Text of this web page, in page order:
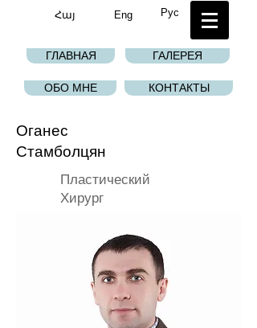
Հայ Eng Рус
ГЛАВНАЯ ГАЛЕРЕЯ
ОБО МНЕ КОНТАКТЫ
Оганес
Стамболцян
Пластический
Хирург